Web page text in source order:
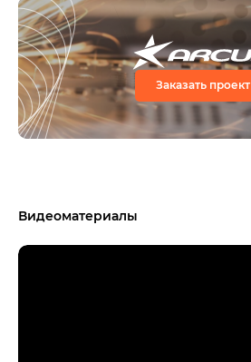
Заказать проект
Видеоматериалы